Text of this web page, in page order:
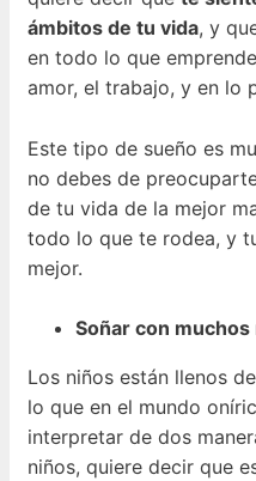
ámbitos de tu vida, y
en todo lo que
amor, el trabajo, y en lo
Este tipo de sueño es
no debes de
de tu vida de la mejor
todo lo que te rodea, y
mejor.
Soñar con
Los niños están llenos
lo que en el mundo
interpretar de dos
niños, quiere decir que